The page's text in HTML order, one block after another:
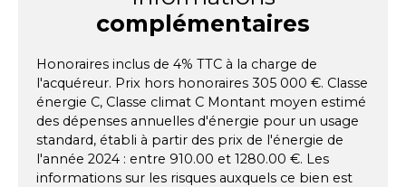
complémentaires
Honoraires inclus de 4% TTC à la charge de
l'acquéreur. Prix hors honoraires 305 000 €. Classe
énergie C, Classe climat C Montant moyen estimé
des dépenses annuelles d'énergie pour un usage
standard, établi à partir des prix de l'énergie de
l'année 2024 : entre 910.00 et 1280.00 €. Les
informations sur les risques auxquels ce bien est